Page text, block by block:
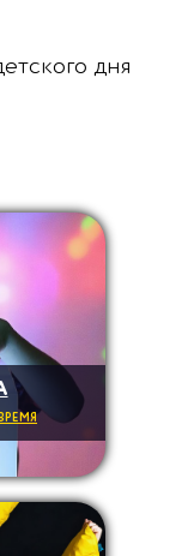
дня